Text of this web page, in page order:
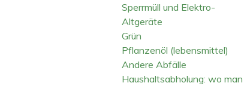
Sperrmüll und Elektro-
Altgeräte
Grün
Pflanzenöl (lebensmittel)
Andere Abfälle
Haushaltsabholung: wo man